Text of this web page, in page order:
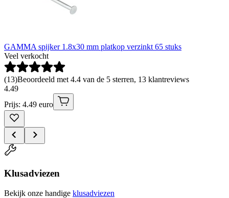
GAMMA spijker 1.8x30 mm platkop verzinkt 65 stuks
Veel verkocht
(13)Beoordeeld met 4.4 van de 5 sterren, 13 klantreviews
4.49
Prijs: 4.49 euro
Klusadviezen
Bekijk onze handige klusadviezen